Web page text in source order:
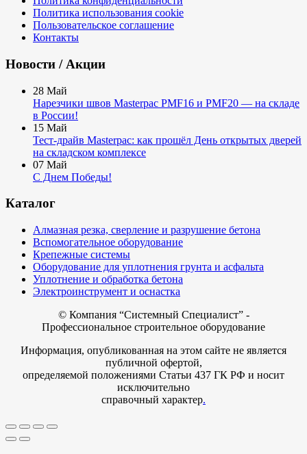
Политика использования cookie
Пользовательское соглашение
Контакты
Новости / Акции
28 Май
Нарезчики швов Masterpac PMF16 и PMF20 — на складе
в России!
15 Май
Тест-драйв Masterpac: как прошёл День открытых дверей
на складском комплексе
07 Май
С Днем Победы!
Каталог
Алмазная резка, сверление и разрушение бетона
Вспомогательное оборудование
Крепежные системы
Оборудование для уплотнения грунта и асфальта
Уплотнение и обработка бетона
Электроинструмент и оснастка
© Компания “Системный Специалист” -
Профессиональное строительное оборудование
Информация, опубликованная на этом сайте не является
публичной офертой,
определяемой положениями Статьи 437 ГК РФ и носит
исключительно
справочный характер.